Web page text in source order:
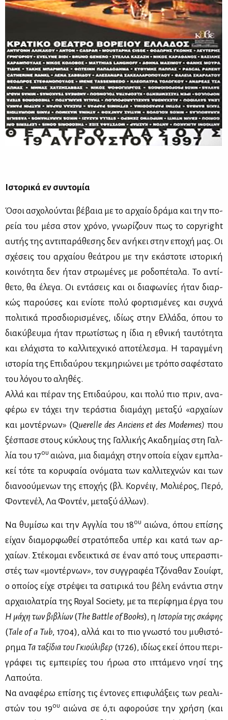
Ιστο­ρι­κά εν συ­ντο­μία
Όσοι ασχο­λού­νται βέ­βαια με το αρ­χαίο δρά­μα και την πο­
ρεία του μέ­σα στον χρό­νο, γνω­ρί­ζουν πως το copyright
αυ­τής της αντι­πα­ρά­θε­σης δεν ανή­κει στην επο­χή μας. Οι
σχέ­σεις του αρ­χαί­ου θε­ά­τρου με την εκά­στο­τε ιστο­ρι­κή
κοι­νό­τη­τα δεν ήταν στρω­μέ­νες με ρο­δο­πέ­τα­λα. Το αντί­
θε­το, θα έλε­γα. Οι εντά­σεις και οι δια­φω­νί­ες ήταν διαρ­
κώς πα­ρού­σες και ενί­ο­τε πο­λύ φορ­τι­σμέ­νες και συ­χνά
πο­λι­τι­κά προσ­διο­ρι­σμέ­νες, ιδί­ως στην Ελ­λά­δα, όπου το
δια­κύ­βευ­μα ήταν πρω­τί­στως η ίδια η εθνι­κή ταυ­τό­τη­τα
και ελά­χι­στα το καλ­λι­τε­χνι­κό απο­τέ­λε­σμα. Η τα­ραγ­μέ­νη
ιστο­ρία της Επι­δαύ­ρου τεκ­μη­ριώ­νει με τρό­πο σα­φέ­στα­το
του λό­γου το αλη­θές.
Αλ­λά και πέ­ραν της Επι­δαύ­ρου, και πο­λύ πιο πριν, ανα­
φέ­ρω εν τά­χει την τε­ρά­στια δια­μά­χη με­τα­ξύ «αρ­χαί­ων
και μο­ντέρ­νων» (Querelle des Anciens et des Modernes) που
ξέ­σπα­σε στους κύ­κλους της Γαλ­λι­κής Ακα­δη­μί­ας στη Γαλ­
λία του 17ου αιώ­να, μια δια­μά­χη στην οποία εί­χαν εμπλα­
κεί τό­τε τα κο­ρυ­φαία ονό­μα­τα των καλ­λι­τε­χνών και των
δια­νο­ού­με­νων της επο­χής (βλ. Κορ­νέιγ, Μο­λιέ­ρος, Πε­ρό,
Φο­ντε­νέλ, Λα Φο­ντέν, με­τα­ξύ άλ­λων).
Να θυ­μί­σω και την Αγ­γλία του 18ου αιώ­να, όπου επί­σης
εί­χαν δια­μορ­φω­θεί στρα­τό­πε­δα υπέρ και κα­τά των αρ­
χαί­ων. Στέ­κο­μαι εν­δει­κτι­κά σε έναν από τους υπε­ρα­σπι­
στές των «μο­ντέρ­νων», τον συγ­γρα­φέα Τζό­να­θαν Σουίφτ,
ο οποί­ος εί­χε στρέ­ψει τα σα­τι­ρι­κά του βέ­λη ενά­ντια στην
αρ­χαιο­λα­τρία της Royal Society, με τα πε­ρί­φη­μα έρ­γα του
Η μά­χη των βι­βλί­ων(The Battle ofBooks), η Ιστο­ρία της σκά­φης
(Tale of a Tub, 1704), αλ­λά και το πιο γνω­στό του μυ­θι­στό­
ρη­μα Τα τα­ξί­δια του Γκιού­λι­βερ (1726), ιδί­ως εκεί όπου πε­ρι­
γρά­φει τις εμπει­ρί­ες του ήρωα στο ιπτά­με­νο νη­σί της
Λα­πού­τα.
Να ανα­φέ­ρω επί­σης τις έντο­νες επι­φυ­λά­ξεις των ρε­α­λι­
στών του 19ου αιώ­να σε ό,τι αφο­ρού­σε την χρή­ση (και